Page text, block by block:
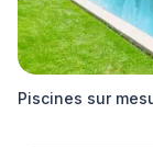
Piscines sur